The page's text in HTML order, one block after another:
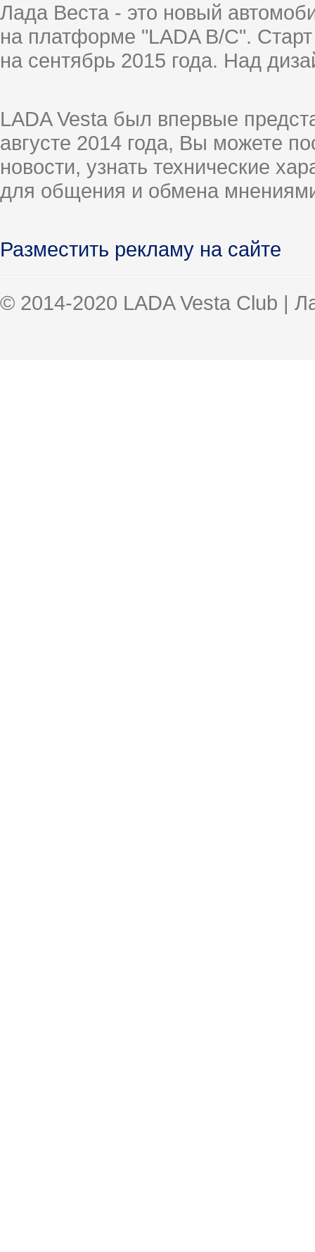
Лада Веста - это новый
на платформе "LADA B/C".
на сентябрь 2015 года. Над
LADA Vesta был впервые
августе 2014 года, Вы можете
новости, узнать технические
для общения и обмена
Разместить рекламу на сайте
© 2014-2020 LADA Vesta Club |